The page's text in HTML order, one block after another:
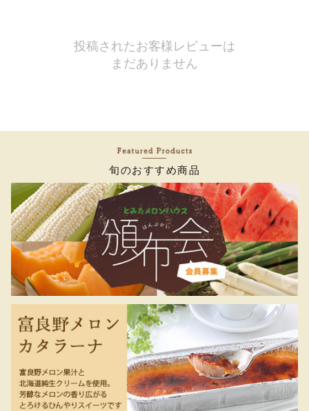
投稿されたお客様レビューは
まだありません
旬のおすすめ商品